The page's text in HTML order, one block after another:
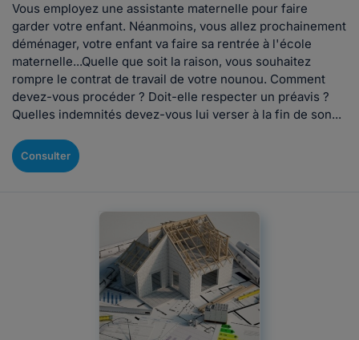
Vous employez une assistante maternelle pour faire
garder votre enfant. Néanmoins, vous allez prochainement
déménager, votre enfant va faire sa rentrée à l'école
maternelle...Quelle que soit la raison, vous souhaitez
rompre le contrat de travail de votre nounou. Comment
devez-vous procéder ? Doit-elle respecter un préavis ?
Quelles indemnités devez-vous lui verser à la fin de son...
Consulter